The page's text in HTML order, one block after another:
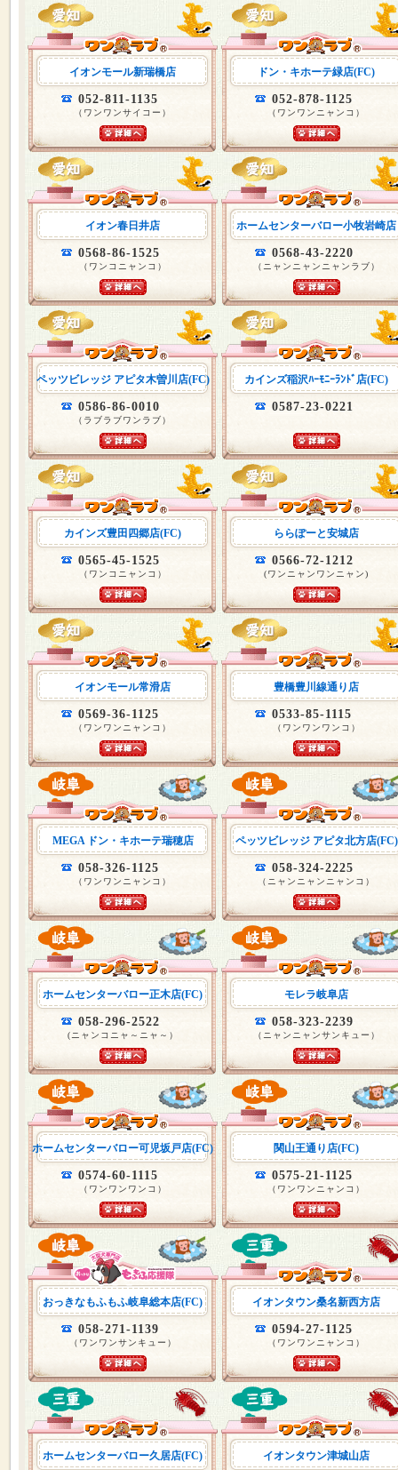
イオンモール新瑞橋店
052-811-1135
（ワンワンサイコー）
ドン・キホーテ緑店(FC)
052-878-1125
（ワンワンニャンコ）
イオン春日井店
0568-86-1525
（ワンコニャンコ）
ホームセンターバロー小牧岩崎店
0568-43-2220
（ニャンニャンニャンラブ）
ペッツビレッジ アピタ木曽川店(FC)
0586-86-0010
（ラブラブワンラブ）
カインズ稲沢ﾊｰﾓﾆｰﾗﾝﾄﾞ店(FC)
0587-23-0221
カインズ豊田四郷店(FC)
0565-45-1525
（ワンコニャンコ）
ららぽーと安城店
0566-72-1212
(ワンニャンワンニャン)
イオンモール常滑店
0569-36-1125
（ワンワンニャンコ）
豊橋豊川線通り店
0533-85-1115
（ワンワンワンコ）
MEGA ドン・キホーテ瑞穂店
058-326-1125
（ワンワンニャンコ）
ペッツビレッジ アピタ北方店(FC)
058-324-2225
（ニャンニャンニャンコ）
ホームセンターバロー正木店(FC)
058-296-2522
(ニャンコニャ～ニャ～）
モレラ岐阜店
058-323-2239
（ニャンニャンサンキュー）
ホームセンターバロー可児坂戸店(FC)
0574-60-1115
（ワンワンワンコ）
関山王通り店(FC)
0575-21-1125
（ワンワンニャンコ）
おっきなもふもふ岐阜総本店(FC)
058-271-1139
（ワンワンサンキュー）
イオンタウン桑名新西方店
0594-27-1125
（ワンワンニャンコ）
ホームセンターバロー久居店(FC) イオンタウン津城山店